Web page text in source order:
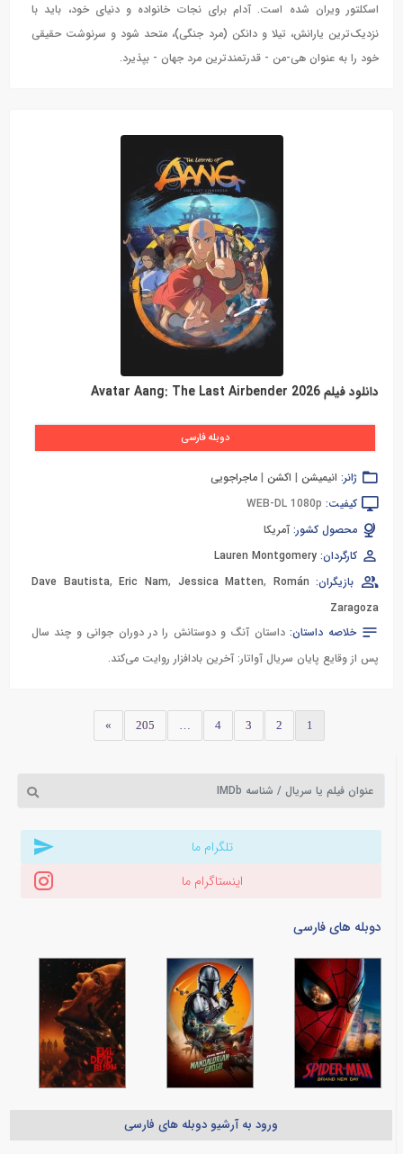
اسکلتور ویران شده است. آدام برای نجات خانواده و دنیای خود، باید با
نزدیک‌ترین یارانش، تیلا و دانکن (مرد جنگی)، متحد شود و سرنوشت حقیقی
خود را به عنوان هی-من - قدرتمندترین مرد جهان - بپذیرد.
دانلود فیلم Avatar Aang: The Last Airbender 2026
دوبله فارسی
ژانر: انیمیشن | اکشن | ماجراجویی
کیفیت: WEB-DL 1080p
محصول کشور: آمریکا
کارگردان: Lauren Montgomery
بازیگران:
Dave Bautista,Eric Nam, Jessica Matten, Román
Zaragoza
خلاصه داستان:داستان آنگ و دوستانش را در دوران جوانی و چند سال
پس از وقایع پایان سریال آواتار: آخرین بادافزار روایت می‌کند.
1
2
3
4
…
205
»
تلگرام ما
اینستاگرام ما
دوبله های فارسی
ورود به آرشیو دوبله های فارسی